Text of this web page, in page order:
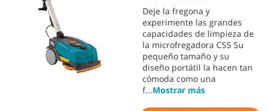
Deje la fregona y
experimente las grandes
capacidades de limpieza de
la microfregadora CS5 Su
pequeño tamaño y su
diseño portátil la hacen tan
cómoda como una
f...Mostrar más